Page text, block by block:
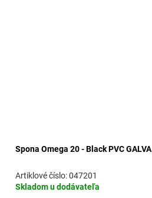
Spona Omega 20 - Black PVC GALVA
Skladom u dodávateľa
047201